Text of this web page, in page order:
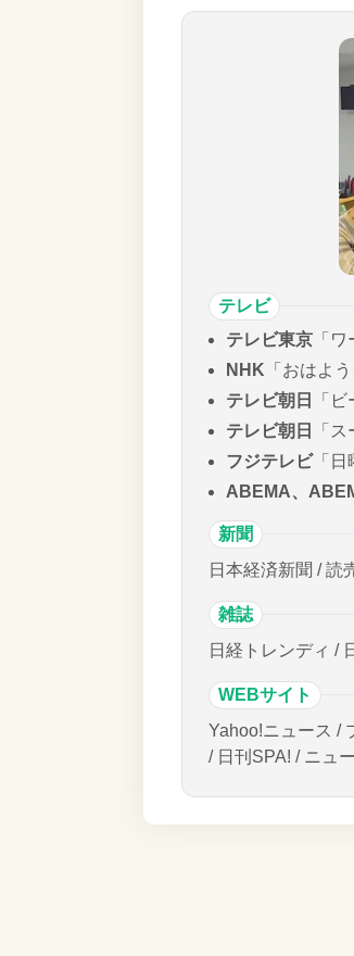
テレビ
テレビ東京 「
NHK 「おはよう
テレビ朝日
「
テレビ朝日
「
フジテレビ「日
ABEMA、
新聞
日本経済新聞 / 読
雑誌
日経トレンディ /
WEBサイト
Yahoo!ニュース /
/ 日刊SPA! / ニュ